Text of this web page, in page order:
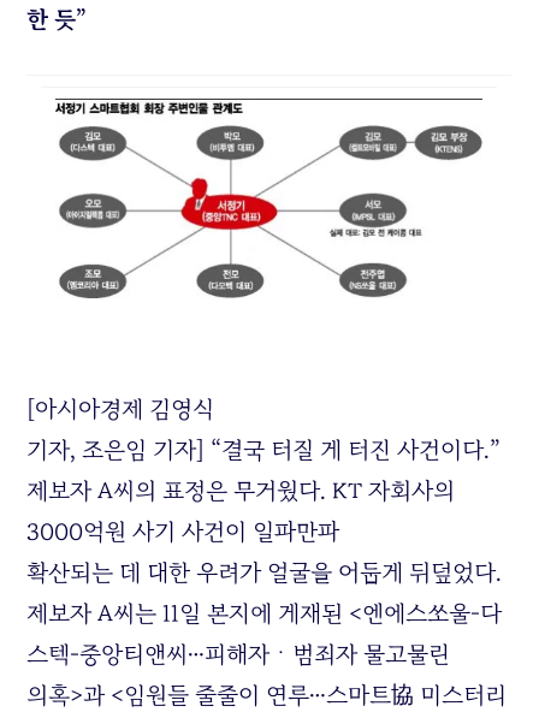
한 듯”
[아시아경제 김영식
기자, 조은임 기자] “결국 터질 게 터진 사건이다.”
제보자 A씨의 표정은 무거웠다. KT 자회사의
3000억원 사기 사건이 일파만파
확산되는 데 대한 우려가 얼굴을 어둡게 뒤덮었다.
제보자 A씨는 11일 본지에 게재된 <엔에스쏘울-다
스텍-중앙티앤씨…피해자ㆍ범죄자 물고물린
의혹>과 <임원들 줄줄이 연루…스마트協 미스터리